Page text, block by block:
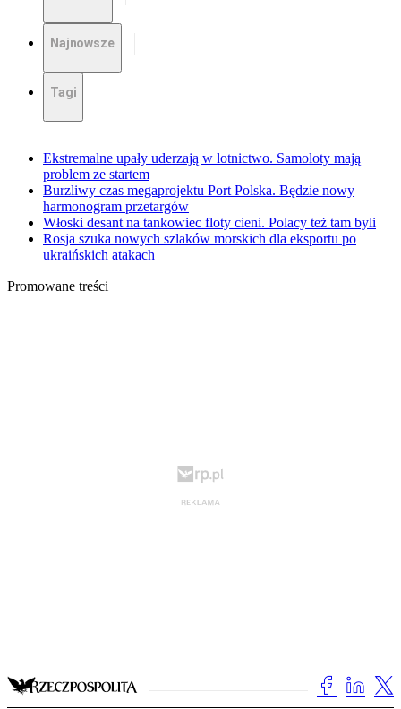
Najnowsze
Tagi
Ekstremalne upały uderzają w lotnictwo. Samoloty mają
problem ze startem
Burzliwy czas megaprojektu Port Polska. Będzie nowy
harmonogram przetargów
Włoski desant na tankowiec floty cieni. Polacy też tam byli
Rosja szuka nowych szlaków morskich dla eksportu po
ukraińskich atakach
Promowane treści